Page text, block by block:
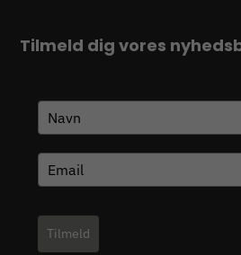
Tilmeld dig vores
Tilmeld